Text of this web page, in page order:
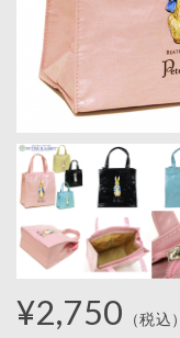
¥2,750 （税込）